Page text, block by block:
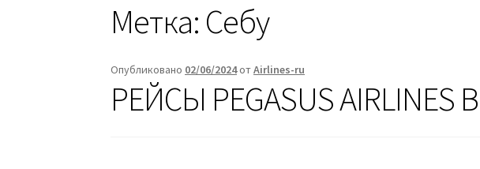
Метка: Себу
Опубликовано 02/06/2024отAirlines-ru
РЕЙСЫ PEGASUS